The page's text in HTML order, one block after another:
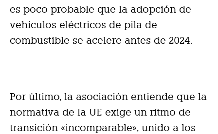
es poco probable que la adopción de
vehículos eléctricos de pila de
combustible se acelere antes de 2024.
Por último, la asociación entiende que la
normativa de la UE exige un ritmo de
transición «incomparable», unido a los